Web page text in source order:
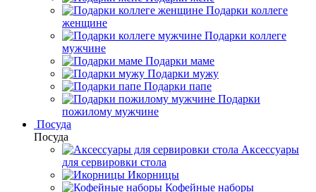
Подарки коллеге
женщине
Подарки коллеге
мужчине
Подарки маме
Подарки мужу
Подарки папе
Подарки
пожилому мужчине
Посуда
Посуда
Аксессуары
для сервировки стола
Икорницы
Кофейные наборы